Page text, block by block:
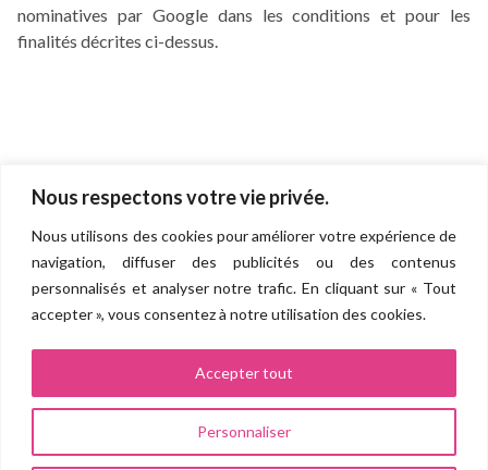
Nous respectons votre vie privée.
Nous utilisons des cookies pour améliorer votre expérience de
navigation, diffuser des publicités ou des contenus
personnalisés et analyser notre trafic. En cliquant sur « Tout
accepter », vous consentez à notre utilisation des cookies.
Personnaliser
Accepter tout
nominatives par Google dans les conditions et pour les
finalités décrites ci-dessus.
Groupe hospitalo-universitaire AP-HP.SORBONNE UNIVERSITÉ
Charles Foix, La Roche Guyon)
Site Pitié Salpêtrière
Politique de confidentialité